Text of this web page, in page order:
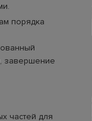
порядка
завершение
частей для